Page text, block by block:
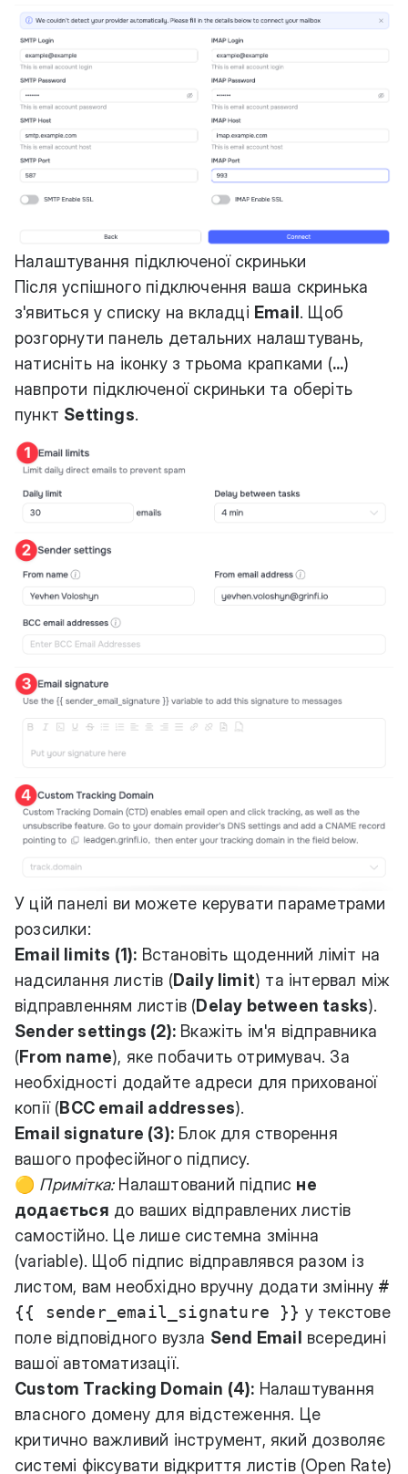
Налаштування підключеної скриньки
Після успішного підключення ваша скринька
з'явиться у списку на вкладці Email. Щоб
розгорнути панель детальних налаштувань,
натисніть на іконку з трьома крапками (...)
навпроти підключеної скриньки та оберіть
пункт Settings.
У цій панелі ви можете керувати параметрами
розсилки:
Email limits (1): Встановіть щоденний ліміт на
надсилання листів (Daily limit) та інтервал між
відправленням листів (Delay between tasks).
Sender settings (2): Вкажіть ім'я відправника
(From name), яке побачить отримувач. За
необхідності додайте адреси для прихованої
копії (BCC email addresses).
Email signature (3): Блок для створення
вашого професійного підпису.
🟡 Примітка:Налаштований підпис не
додається до ваших відправлених листів
самостійно. Це лише системна змінна
(variable). Щоб підпис відправлявся разом із
листом, вам необхідно вручну додати змінну #
{{ sender_email_signature }} у текстове
поле відповідного вузла Send Email
всередині
вашої автоматизації.
Custom Tracking Domain (4): Налаштування
власного домену для відстеження. Це
критично важливий інструмент, який дозволяє
системі фіксувати відкриття листів (Open Rate)